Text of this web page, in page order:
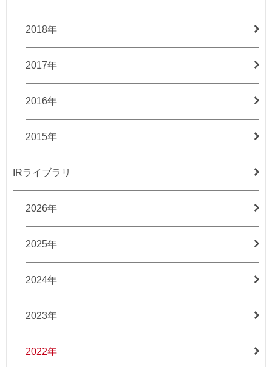
2018年
2017年
2016年
2015年
IRライブラリ
2026年
2025年
2024年
2023年
2022年